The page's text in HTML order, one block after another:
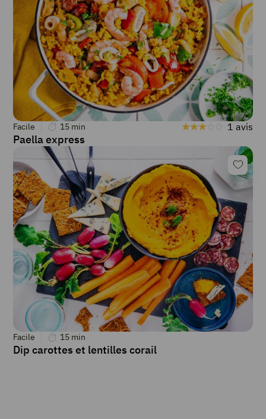
Facile 15 min 1 avis
Paella express
Facile 15 min
Dip carottes et lentilles corail